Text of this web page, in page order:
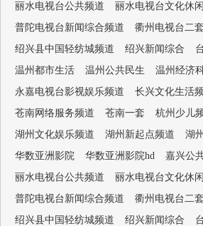
丽水电视台公共频道
丽水电视台文化休
普陀电视台新闻综合频道
衢州电视台二套
绍兴县中国轻纺城频道
绍兴新闻综合
温州都市生活
温州公共民生 温州经济
永嘉电视台影视娱乐频道
长兴文化生活
苍南网络服务频道
苍南一套 杭州少儿
湖州文化娱乐频道
湖州新起点频道 湖
华数亚洲影院
华数亚洲影院hd 嘉兴公
丽水电视台公共频道
丽水电视台文化休
普陀电视台新闻综合频道
衢州电视台二套
绍兴县中国轻纺城频道
绍兴新闻综合